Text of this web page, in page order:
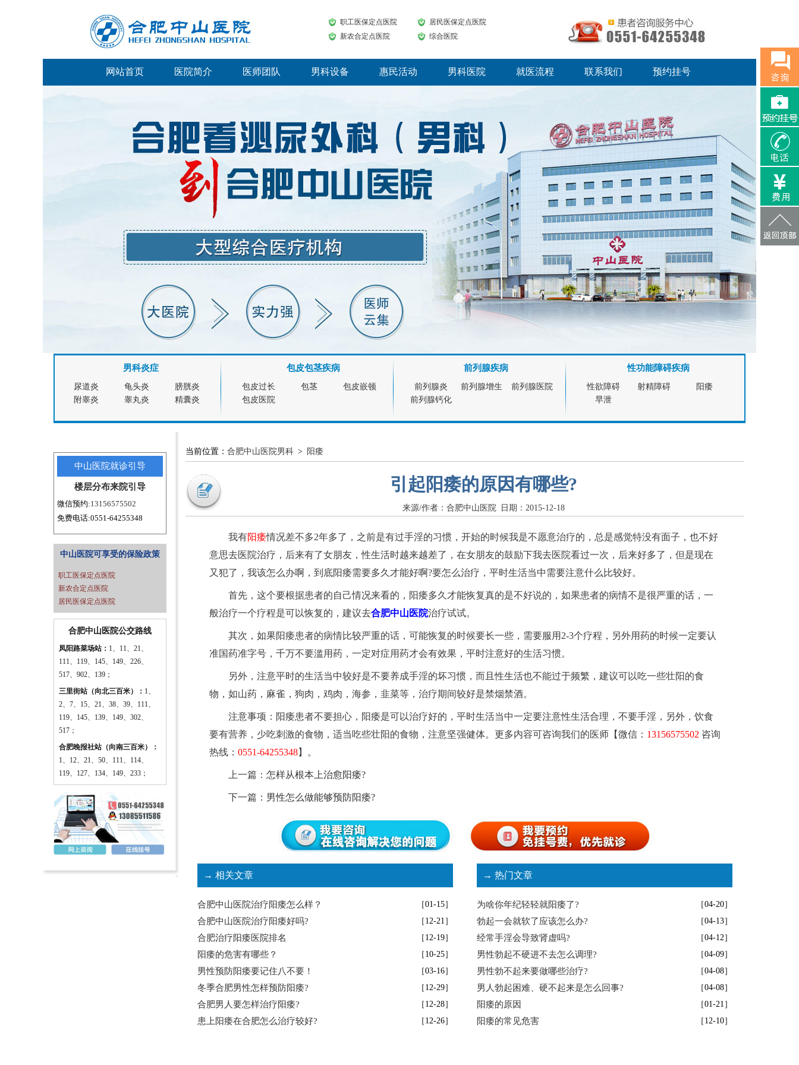
职工医保定点医院
居民医保定点医院
新农合定点医院
综合医院
网站首页 医院简介 医师团队 男科设备 惠民活动 男科医院 就医流程 联系我们 预约挂号
男科炎症
尿道炎 龟头炎
膀胱炎
附睾炎
睾丸炎 精囊炎
包皮包茎疾病
包皮过长 包茎
包皮嵌顿
包皮医院
前列腺疾病
前列腺炎 前列腺增生
前列腺医院
前列腺钙化
性功能障碍疾病
性欲障碍 射精障碍
阳痿
早泄
中山医院就诊引导
楼层分布来院引导
微信预约:13156575502
免费电话:0551-64255348
中山医院可享受的保险政策
职工医保定点医院
新农合定点医院
居民医保定点医院
合肥中山医院公交路线
凤阳路菜场站： 1、11、21、
111、119、145、149、226、
517、902、139；
三里街站（向北三百米）： 1、
2、7、15、21、38、39、111、
119、145、139、149、302、
517；
合肥晚报社站（向南三百米）：
1、12、21、50、111、114、
119、127、134、149、233；
当前位置： 合肥中山医院男科 > 阳痿
引起阳痿的原因有哪些?
来源/作者：合肥中山医院 日期：2015-12-18
我有阳痿情况差不多2年多了，之前是有过手淫的习惯，开始的时候我是不愿意治疗的，总是感觉特没有面子，也不好
意思去医院治疗，后来有了女朋友，性生活时越来越差了，在女朋友的鼓励下我去医院看过一次，后来好多了，但是现在
又犯了，我该怎么办啊，到底阳痿需要多久才能好啊?要怎么治疗，平时生活当中需要注意什么比较好。
首先，这个要根据患者的自己情况来看的，阳痿多久才能恢复真的是不好说的，如果患者的病情不是很严重的话，一
般治疗一个疗程是可以恢复的，建议去合肥中山医院治疗试试。
其次，如果阳痿患者的病情比较严重的话，可能恢复的时候要长一些，需要服用2-3个疗程，另外用药的时候一定要认
准国药准字号，千万不要滥用药，一定对症用药才会有效果，平时注意好的生活习惯。
另外，注意平时的生活当中较好是不要养成手淫的坏习惯，而且性生活也不能过于频繁，建议可以吃一些壮阳的食
物，如山药，麻雀，狗肉，鸡肉，海参，韭菜等，治疗期间较好是禁烟禁酒。
注意事项：阳痿患者不要担心，阳痿是可以治疗好的，平时生活当中一定要注意性生活合理，不要手淫，另外，饮食
要有营养，少吃刺激的食物，适当吃些壮阳的食物，注意坚强健体。更多内容可咨询我们的医师【微信： 13156575502 咨询
热线： 0551-64255348】。
上一篇： 怎样从根本上治愈阳痿?
下一篇： 男性怎么做能够预防阳痿?
→ 相关文章
［01-15］
合肥中山医院治疗阳痿怎么样？
［12-21］
合肥中山医院治疗阳痿好吗?
［12-19］
合肥治疗阳痿医院排名
［10-25］
阳痿的危害有哪些？
［03-16］
男性预防阳痿要记住八不要！
［12-29］
冬季合肥男性怎样预防阳痿?
［12-28］
合肥男人要怎样治疗阳痿?
［12-26］
患上阳痿在合肥怎么治疗较好?
→ 热门文章
［04-20］
为啥你年纪轻轻就阳痿了?
［04-13］
勃起一会就软了应该怎么办?
［04-12］
经常手淫会导致肾虚吗?
［04-09］
男性勃起不硬进不去怎么调理?
［04-08］
男性勃不起来要做哪些治疗?
［04-08］
男人勃起困难、硬不起来是怎么回事?
［01-21］
阳痿的原因
［12-10］
阳痿的常见危害